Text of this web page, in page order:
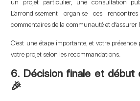
un projet particulier, une consultation
L’arrondissement organise ces
commentaires de la communauté et d’assurer
C’est une étape importante, et votre
votre projet selon les recommandations.
6. Décision finale et
🎉